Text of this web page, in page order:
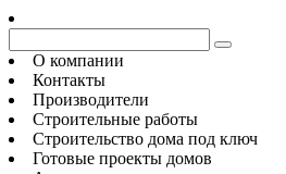
О компании
Контакты
Производители
Строительные работы
Строительство дома под ключ
Готовые проекты домов